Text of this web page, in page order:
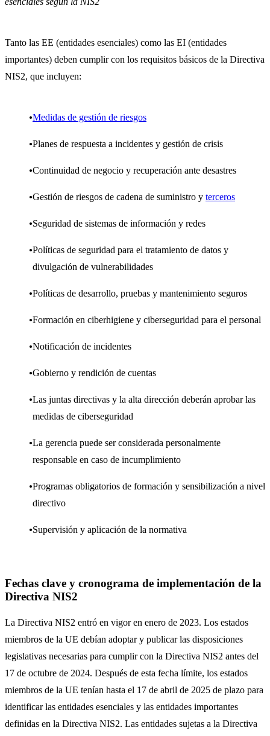
Tanto las EE (entidades esenciales) como las EI (entidades
importantes) deben cumplir con los requisitos básicos de la Directiva
NIS2, que incluyen:
Medidas de gestión de riesgos
Planes de respuesta a incidentes y gestión de crisis
Continuidad de negocio y recuperación ante desastres
Gestión de riesgos de cadena de suministro y terceros
Seguridad de sistemas de información y redes
Políticas de seguridad para el tratamiento de datos y
divulgación de vulnerabilidades
Políticas de desarrollo, pruebas y mantenimiento seguros
Formación en ciberhigiene y ciberseguridad para el personal
Notificación de incidentes
Gobierno y rendición de cuentas
Las juntas directivas y la alta dirección deberán aprobar las
medidas de ciberseguridad
La gerencia puede ser considerada personalmente
responsable en caso de incumplimiento
Programas obligatorios de formación y sensibilización a nivel
directivo
Supervisión y aplicación de la normativa
Fechas clave y cronograma de implementación de la
Directiva NIS2
La Directiva NIS2 entró en vigor en enero de 2023. Los estados
miembros de la UE debían adoptar y publicar las disposiciones
legislativas necesarias para cumplir con la Directiva NIS2 antes del
17 de octubre de 2024. Después de esta fecha límite, los estados
miembros de la UE tenían hasta el 17 de abril de 2025 de plazo para
identificar las entidades esenciales y las entidades importantes
definidas en la Directiva NIS2. Las entidades sujetas a la Directiva